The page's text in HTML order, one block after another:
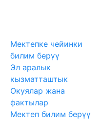
Мектепке чейинки
билим берүү
Эл аралык
кызматташтык
Окуялар жана
фактылар
Мектеп билим берүү